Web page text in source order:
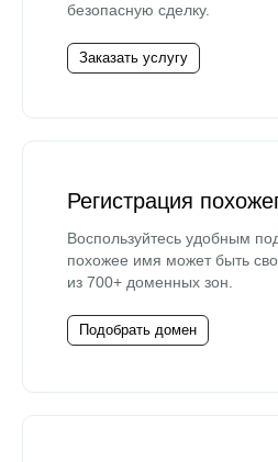
безопасную сделку.
Заказать услугу
Регистрация
Воспользуйтесь удобным
похожее имя может быть
из 700+ доменных зон.
Подобрать домен